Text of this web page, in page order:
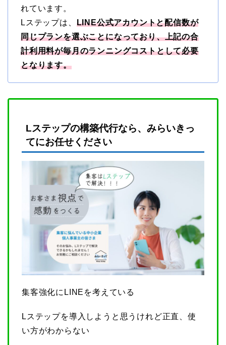
れています。
Lステップは、 LINE公式アカウントと配信数が
同じプランを選ぶことになっており、上記の合
計利用料が毎月のランニングコストとして必要
となります。
Lステップの構築代行なら、みらいきっ
てにお任せください
集客強化にLINEを考えている
Lステップを導入しようと思うけれど正直、使
い方がわからない